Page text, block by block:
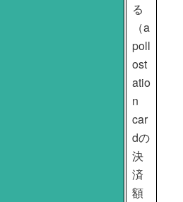
る
（a
poll
ost
atio
n
car
dの
決
済
額